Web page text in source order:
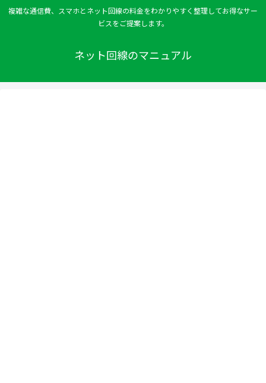
複雑な通信費、スマホとネット回線の料金をわかりやすく整理してお得なサー
ビスをご提案します。
ネット回線のマニュアル